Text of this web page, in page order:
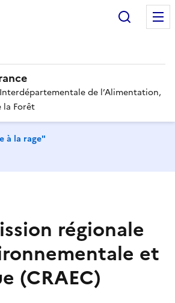
de l’Alimentation,
la Forêt
à la rage"
régionale
et
(CRAEC)